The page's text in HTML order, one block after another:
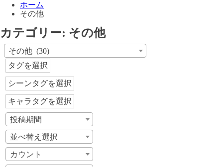
ホーム
その他
カテゴリー: その他
その他 (30)
タグを選択
シーンタグを選択
キャラタグを選択
投稿期間
並べ替え選択
カウント